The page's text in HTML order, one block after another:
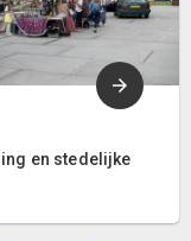
en stedelijke